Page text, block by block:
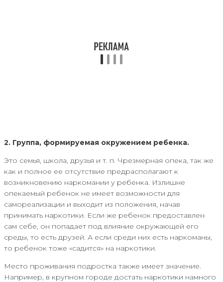
2. Группа, формируемая окружением ребенка.
Это семья, школа, друзья и т. п. Чрезмерная опека, так же
как и полное ее отсутствие предрасполагают к
возникновению наркомании у ребенка. Излишне
опекаемый ребенок не имеет возможности для
самореализации и выходит из положения, начав
принимать наркотики. Если же ребенок предоставлен
сам себе, он попадает под влияние окружающей его
среды, то есть друзей. А если среди них есть наркоманы,
то ребенок тоже «садится» на наркотики.
Место проживания подростка также имеет значение.
Например, в крупном городе достать наркотики намного